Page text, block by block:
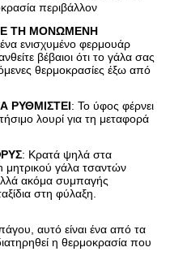
περιβάλλον
ΤΗ ΜΟΝΩΜΕΝΗ
ενισχυμένο φερμουάρ
βέβαιοι ότι το γάλα σας
θερμοκρασίες έξω από
ΡΥΘΜΙΣΤΕΙ: Το ύφος φέρνει
λουρί για τη μεταφορά
: Κρατά ψηλά στα
γάλα τσαντών
ακόμα συμπαγής
στη φύλαξη.
αυτό είναι ένα από τα
η θερμοκρασία που